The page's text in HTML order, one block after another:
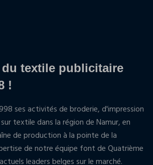
textile publicitaire
!
ses activités de broderie, d'impression
textile dans la région de Namur, en
de production à la pointe de la
de notre équipe font de Quatrième
leaders belges sur le marché.